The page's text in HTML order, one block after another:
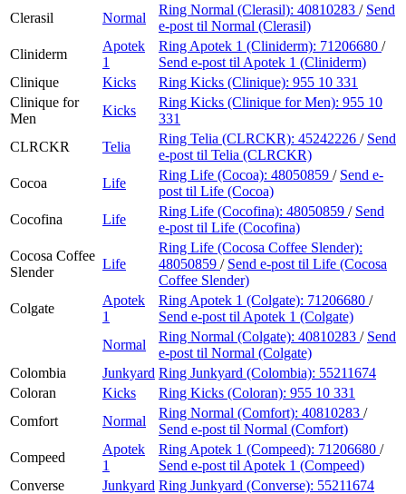
Clerasil
Normal
Ring Normal (Clerasil): 40810283 / Send
e-post til Normal (Clerasil)
Cliniderm
Apotek
1
Ring Apotek 1 (Cliniderm): 71206680 /
Send e-post til Apotek 1 (Cliniderm)
Clinique
Kicks Ring Kicks (Clinique): 955 10 331
Clinique for
Men
Kicks
Ring Kicks (Clinique for Men): 955 10
331
CLRCKR
Telia
Ring Telia (CLRCKR): 45242226 / Send
e-post til Telia (CLRCKR)
Cocoa
Life
Ring Life (Cocoa): 48050859 / Send e-
post til Life (Cocoa)
Cocofina
Life
Ring Life (Cocofina): 48050859 / Send
e-post til Life (Cocofina)
Cocosa Coffee
Slender
Life
Ring Life (Cocosa Coffee Slender):
48050859 / Send e-post til Life (Cocosa
Coffee Slender)
Colgate
Apotek
1
Ring Apotek 1 (Colgate): 71206680 /
Send e-post til Apotek 1 (Colgate)
Normal
Ring Normal (Colgate): 40810283 / Send
e-post til Normal (Colgate)
Colombia
Junkyard Ring Junkyard (Colombia): 55211674
Coloran
Kicks Ring Kicks (Coloran): 955 10 331
Comfort
Normal
Ring Normal (Comfort): 40810283 /
Send e-post til Normal (Comfort)
Compeed
Apotek
1
Ring Apotek 1 (Compeed): 71206680 /
Send e-post til Apotek 1 (Compeed)
Converse
Junkyard Ring Junkyard (Converse): 55211674